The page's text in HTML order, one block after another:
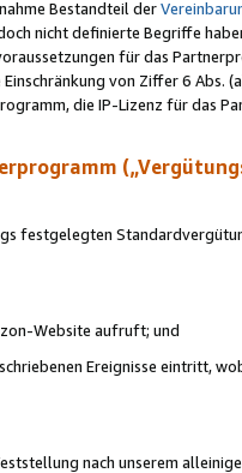
Bestandteil der
nicht definierte Begriffe
für das
von Ziffer 6 Abs.
die IP-Lizenz für das
festgelegten
Website aufruft; und
Ereignisse eintritt,
nach unserem